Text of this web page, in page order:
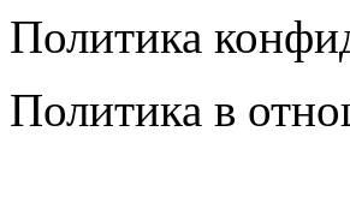
Политика
Политика в